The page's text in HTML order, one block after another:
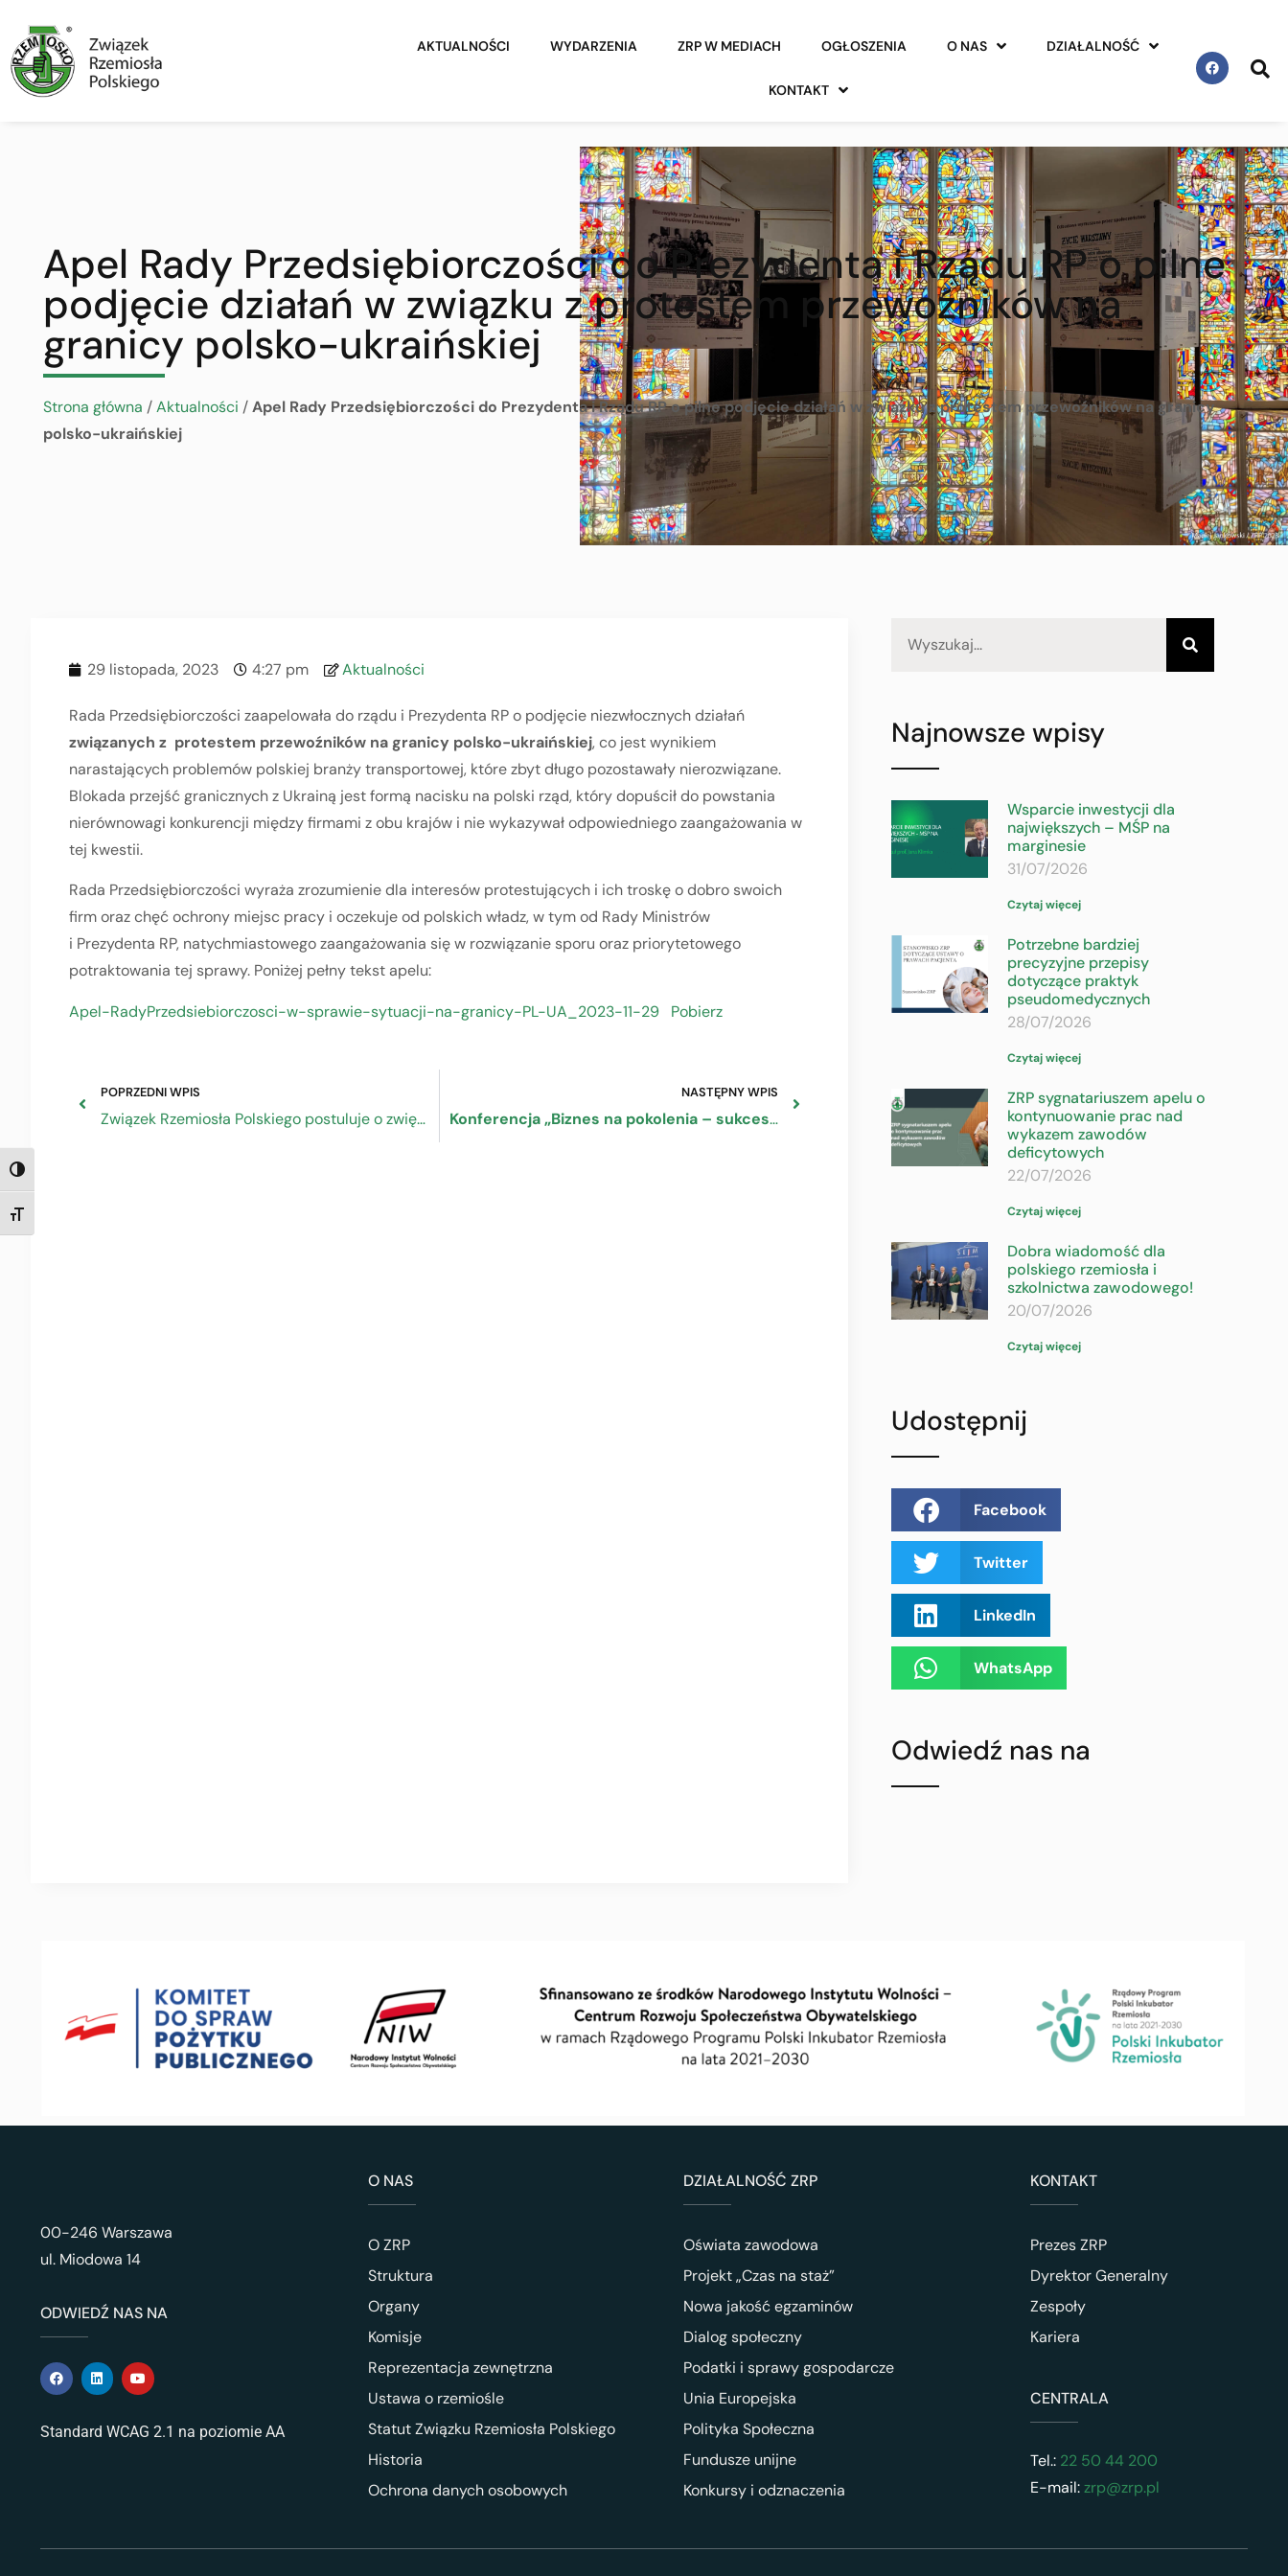
TOGGLE HIGH CONTRAST
TOGGLE FONT SIZE
AKTUALNOŚCI WYDARZENIA ZRP W MEDIACH OGŁOSZENIA O NAS DZIAŁALNOŚĆ
KONTAKT
Apel Rady Przedsiębiorczości do Prezydenta i Rządu RP o pilne
podjęcie działań w związku z protestem przewoźników na
granicy polsko-ukraińskiej
Strona główna /Aktualności /Apel Rady Przedsiębiorczości do Prezydenta i Rządu RP o pilne podjęcie działań w związku z protestem przewoźników na granicy
polsko-ukraińskiej
29 listopada, 2023 4:27 pm Aktualności
Rada Przedsiębiorczości zaapelowała do rządu i Prezydenta RP o podjęcie niezwłocznych działań
związanych z protestem przewoźników na granicy polsko-ukraińskiej, co jest wynikiem
narastających problemów polskiej branży transportowej, które zbyt długo pozostawały nierozwiązane.
Blokada przejść granicznych z Ukrainą jest formą nacisku na polski rząd, który dopuścił do powstania
nierównowagi konkurencji między firmami z obu krajów i nie wykazywał odpowiedniego zaangażowania w
tej kwestii.
Rada Przedsiębiorczości wyraża zrozumienie dla interesów protestujących i ich troskę o dobro swoich
firm oraz chęć ochrony miejsc pracy i oczekuje od polskich władz, w tym od Rady Ministrów
i Prezydenta RP, natychmiastowego zaangażowania się w rozwiązanie sporu oraz priorytetowego
potraktowania tej sprawy. Poniżej pełny tekst apelu:
Apel-RadyPrzedsiebiorczosci-w-sprawie-sytuacji-na-granicy-PL-UA_2023-11-29 Pobierz
POPRZEDNI WPIS
Związek Rzemiosła Polskiego postuluje o zwiększenie limitu podmiotowego zwolnienia z podatku VAT dla małych przedsiębiorstw
NASTĘPNY WPIS
Konferencja „Biznes na pokolenia – sukcesja firm w Polsce”
Najnowsze wpisy
Wsparcie inwestycji dla
największych – MŚP na
marginesie
31/07/2026
Czytaj więcej
Potrzebne bardziej
precyzyjne przepisy
dotyczące praktyk
pseudomedycznych
28/07/2026
Czytaj więcej
ZRP sygnatariuszem apelu o
kontynuowanie prac nad
wykazem zawodów
deficytowych
22/07/2026
Czytaj więcej
Dobra wiadomość dla
polskiego rzemiosła i
szkolnictwa zawodowego!
20/07/2026
Czytaj więcej
Udostępnij
Facebook
Twitter
LinkedIn
WhatsApp
Odwiedź nas na
00-246 Warszawa
ul. Miodowa 14
ODWIEDŹ NAS NA
Standard WCAG 2.1 na poziomie AA
O NAS
O ZRP
Struktura
Organy
Komisje
Reprezentacja zewnętrzna
Ustawa o rzemiośle
Statut Związku Rzemiosła Polskiego
Historia
Ochrona danych osobowych
DZIAŁALNOŚĆ ZRP
Oświata zawodowa
Projekt „Czas na staż”
Nowa jakość egzaminów
Dialog społeczny
Podatki i sprawy gospodarcze
Unia Europejska
Polityka Społeczna
Fundusze unijne
Konkursy i odznaczenia
KONTAKT
Prezes ZRP
Dyrektor Generalny
Zespoły
Kariera
CENTRALA
Tel.:22 50 44 200
E-mail:zrp@zrp.pl